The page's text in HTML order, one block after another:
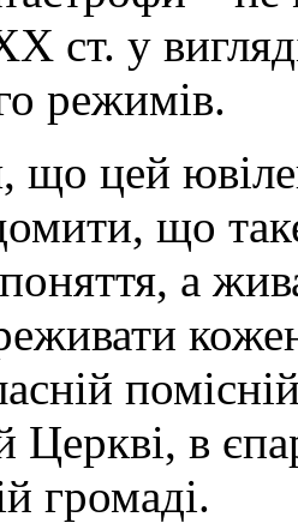
ст. у
режимів.
що цей
що
а
Церкві, в
громаді.